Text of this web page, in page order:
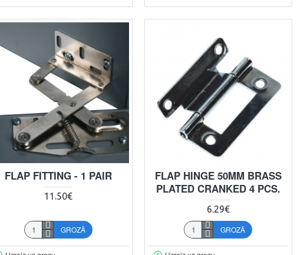
FLAP FITTING - 1 PAIR
11.50€
GROZĀ
FLAP HINGE 50MM BRASS
PLATED CRANKED 4 PCS.
6.29€
GROZĀ